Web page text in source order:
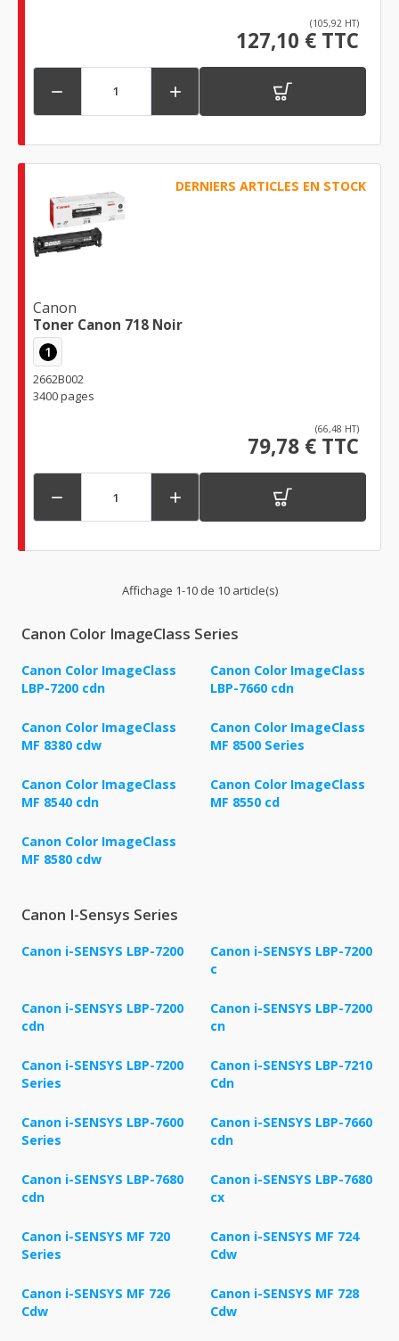
(105,92 HT)
127,10 € TTC
 
DERNIERS ARTICLES EN STOCK
Canon
Toner Canon 718 Noir
1
2662B002
3400 pages
(66,48 HT)
79,78 € TTC
 
Affichage 1-10 de 10 article(s)
Canon Color ImageClass Series
Canon Color ImageClass
LBP-7200 cdn
Canon Color ImageClass
LBP-7660 cdn
Canon Color ImageClass
MF 8380 cdw
Canon Color ImageClass
MF 8500 Series
Canon Color ImageClass
MF 8540 cdn
Canon Color ImageClass
MF 8550 cd
Canon Color ImageClass
MF 8580 cdw
Canon I-Sensys Series
Canon i-SENSYS LBP-7200
Canon i-SENSYS LBP-7200
c
Canon i-SENSYS LBP-7200
cdn
Canon i-SENSYS LBP-7200
cn
Canon i-SENSYS LBP-7200
Series
Canon i-SENSYS LBP-7210
Cdn
Canon i-SENSYS LBP-7600
Series
Canon i-SENSYS LBP-7660
cdn
Canon i-SENSYS LBP-7680
cdn
Canon i-SENSYS LBP-7680
cx
Canon i-SENSYS MF 720
Series
Canon i-SENSYS MF 724
Cdw
Canon i-SENSYS MF 726
Cdw
Canon i-SENSYS MF 728
Cdw